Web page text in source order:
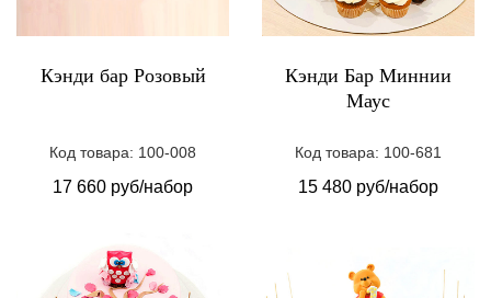
Кэнди бар Розовый
Код товара: 100-008
17 660 руб/набор
Кэнди Бар Миннии
Маус
Код товара: 100-681
15 480 руб/набор